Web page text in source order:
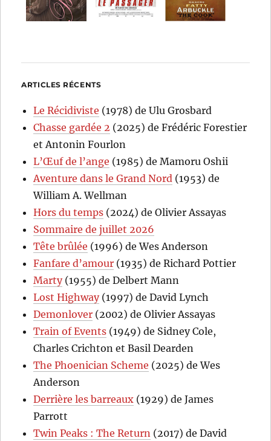
ARTICLES RÉCENTS
Le Récidiviste (1978) de Ulu Grosbard
Chasse gardée 2 (2025) de Frédéric Forestier
et Antonin Fourlon
L’Œuf de l’ange (1985) de Mamoru Oshii
Aventure dans le Grand Nord (1953) de
William A. Wellman
Hors du temps (2024) de Olivier Assayas
Sommaire de juillet 2026
Tête brûlée (1996) de Wes Anderson
Fanfare d’amour (1935) de Richard Pottier
Marty(1955) de Delbert Mann
Lost Highway(1997) de David Lynch
Demonlover (2002) de Olivier Assayas
Train of Events (1949) de Sidney Cole,
Charles Crichton et Basil Dearden
The Phoenician Scheme (2025) de Wes
Anderson
Derrière les barreaux (1929) de James
Parrott
Twin Peaks : The Return (2017) de David